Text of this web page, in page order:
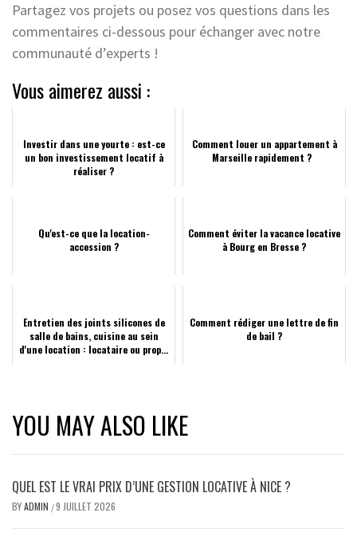
Partagez vos projets ou posez vos questions dans les
commentaires ci-dessous pour échanger avec notre
communauté d’experts !
Vous aimerez aussi :
Investir dans une yourte : est-ce
un bon investissement locatif à
réaliser ?
Comment louer un appartement à
Marseille rapidement ?
Qu'est-ce que la location-
accession ?
Comment éviter la vacance locative
à Bourg en Bresse ?
Entretien des joints silicones de
salle de bains, cuisine au sein
d'une location : locataire ou prop...
Comment rédiger une lettre de fin
de bail ?
YOU MAY ALSO LIKE
QUEL EST LE VRAI PRIX D’UNE GESTION LOCATIVE À NICE ?
BYADMIN /9 JUILLET 2026